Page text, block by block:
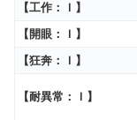
【工作：Ｉ】
【開眼：Ｉ】
【狂奔：Ｉ】
【耐異常：Ｉ】